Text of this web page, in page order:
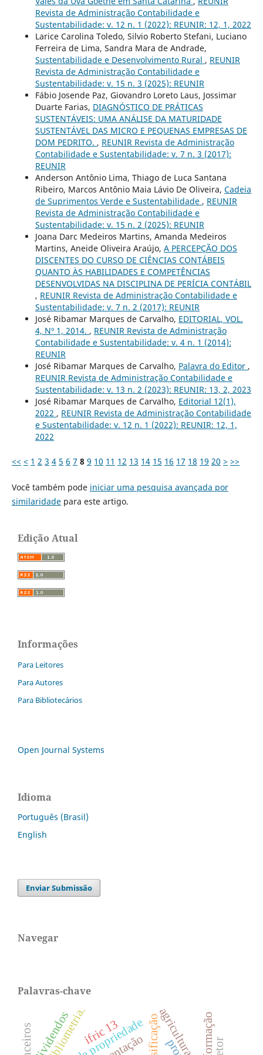
Revista de Administração Contabilidade e
Sustentabilidade: v. 12 n. 1 (2022): REUNIR: 12, 1, 2022
Larice Carolina Toledo, Silvio Roberto Stefani, Luciano
Ferreira de Lima, Sandra Mara de Andrade,
Sustentabilidade e Desenvolvimento Rural , REUNIR
Revista de Administração Contabilidade e
Sustentabilidade: v. 15 n. 3 (2025): REUNIR
Fábio Josende Paz, Giovandro Loreto Laus, Jossimar
Duarte Farias, DIAGNÓSTICO DE PRÁTICAS
SUSTENTÁVEIS: UMA ANÁLISE DA MATURIDADE
SUSTENTÁVEL DAS MICRO E PEQUENAS EMPRESAS DE
DOM PEDRITO. , REUNIR Revista de Administração
Contabilidade e Sustentabilidade: v. 7 n. 3 (2017):
REUNIR
Anderson Antônio Lima, Thiago de Luca Santana
Ribeiro, Marcos Antônio Maia Lávio De Oliveira, Cadeia
de Suprimentos Verde e Sustentabilidade , REUNIR
Revista de Administração Contabilidade e
Sustentabilidade: v. 15 n. 2 (2025): REUNIR
Joana Darc Medeiros Martins, Amanda Medeiros
Martins, Aneide Oliveira Araújo, A PERCEPÇÃO DOS
DISCENTES DO CURSO DE CIÊNCIAS CONTÁBEIS
QUANTO ÀS HABILIDADES E COMPETÊNCIAS
DESENVOLVIDAS NA DISCIPLINA DE PERÍCIA CONTÁBIL
, REUNIR Revista de Administração Contabilidade e
Sustentabilidade: v. 7 n. 2 (2017): REUNIR
José Ribamar Marques de Carvalho, EDITORIAL, VOL.
4, Nº 1, 2014. , REUNIR Revista de Administração
Contabilidade e Sustentabilidade: v. 4 n. 1 (2014):
REUNIR
José Ribamar Marques de Carvalho, Palavra do Editor ,
REUNIR Revista de Administração Contabilidade e
Sustentabilidade: v. 13 n. 2 (2023): REUNIR: 13, 2, 2023
José Ribamar Marques de Carvalho, Editorial 12(1),
2022 , REUNIR Revista de Administração Contabilidade
e Sustentabilidade: v. 12 n. 1 (2022): REUNIR: 12, 1,
2022
<< < 1 2 3 4 5 6 7 8 9 10 11 12 13 14 15 16 17 18 19 20 > >>
Você também pode iniciar uma pesquisa avançada por
similaridadepara este artigo.
Edição Atual
Informações
Para Leitores
Para Autores
Para Bibliotecários
Open Journal Systems
Idioma
Português (Brasil)
English
Enviar Submissão
Navegar
Palavras-chave
bibliometria.ifric 13
dividendos informação